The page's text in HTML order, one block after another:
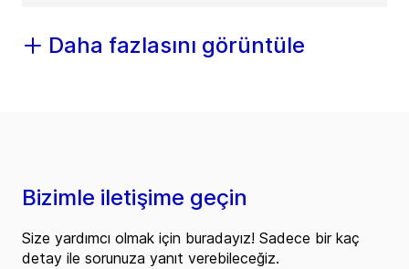
Daha fazlasını görüntüle
Bizimle iletişime geçin
Size yardımcı olmak için buradayız! Sadece bir kaç
detay ile sorunuza yanıt verebileceğiz.